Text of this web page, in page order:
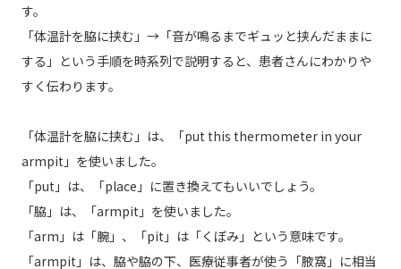
す。
「体温計を脇に挟む」→「音が鳴るまでギュッと挟んだままに
する」という手順を時系列で説明すると、患者さんにわかりや
すく伝わります。
「体温計を脇に挟む」は、「put this thermometer in your
armpit」を使いました。
「put」は、「place」に置き換えてもいいでしょう。
「脇」は、「armpit」を使いました。
「arm」は「腕」、「pit」は「くぼみ」という意味です。
「armpit」は、脇や脇の下、医療従事者が使う「腋窩」に相当